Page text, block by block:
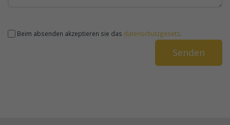
Beim absenden akzeptieren sie das datenschutzgesetz.